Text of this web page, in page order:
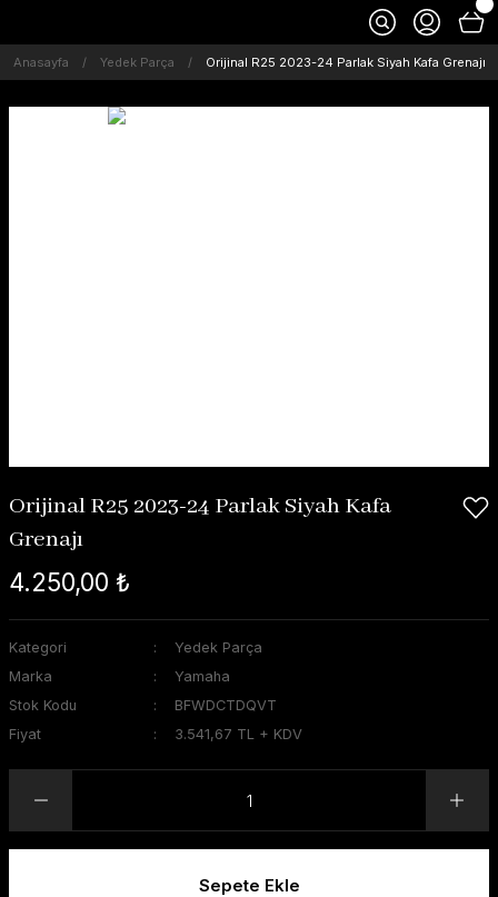
Anasayfa Yedek Parça Orijinal R25 2023-24 Parlak Siyah Kafa Grenajı
Orijinal R25 2023-24 Parlak Siyah Kafa
Grenajı
4.250,00 ₺
Kategori
Yedek Parça
Marka
Yamaha
Stok Kodu
BFWDCTDQVT
Fiyat
3.541,67 TL + KDV
Sepete Ekle